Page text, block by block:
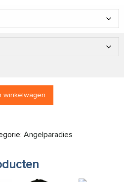
aantal
winkelwagen
Angelparadies